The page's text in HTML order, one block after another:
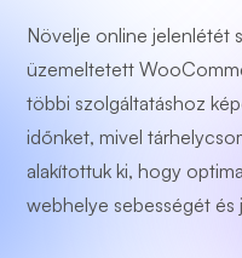
Növelje online jelenlétét
üzemeltetett
többi szolgáltatáshoz
időnket, mivel
alakítottuk ki, hogy
webhelye sebességét és